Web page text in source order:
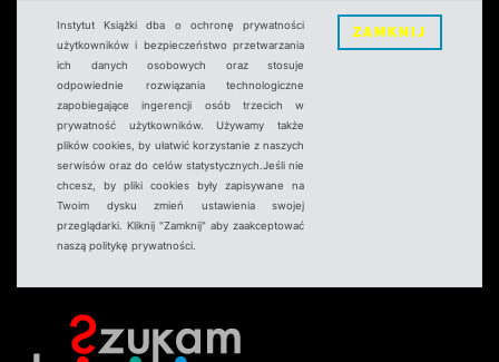
Instytut Książki dba o ochronę prywatności
użytkowników i bezpieczeństwo przetwarzania
ich danych osobowych oraz stosuje
odpowiednie rozwiązania technologiczne
zapobiegające ingerencji osób trzecich w
prywatność użytkowników. Używamy także
plików cookies, by ułatwić korzystanie z naszych
serwisów oraz do celów statystycznych.Jeśli nie
chcesz, by pliki cookies były zapisywane na
Twoim dysku zmień ustawienia swojej
przeglądarki. Kliknij "Zamknij" aby zaakceptować
naszą politykę prywatności.
ZAMKNIJ